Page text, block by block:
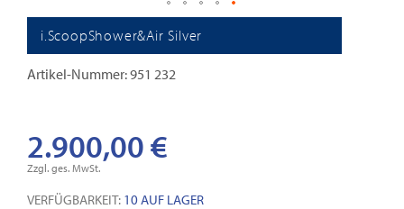
the
the
images
i.ScoopShower&Air Silver
Artikel-Nummer: 951 232
2.900,00 €
Zzgl. ges. MwSt.
VERFÜGBARKEIT: 10 AUF LAGER